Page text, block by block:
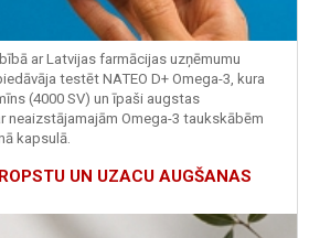
ar Latvijas farmācijas uzņēmumu
testēt NATEO D+ Omega-3, kura
(4000 SV) un īpaši augstas
neaizstājamajām Omega-3 taukskābēm
kapsulā.
UN UZACU AUGŠANAS